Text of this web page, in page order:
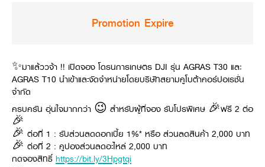
International Subsidiaries Offices
International Service Centers
Partners
Social Activities
Royal Projects
Community and Social Development
Education and Youth
Environment, Safety and Occupational Health
KUBOTA and Farmerco-operation
Customer Service
KUBOTA Store
KUBOTA (Agri) Solutions
KUBOTA FARM
KUBOTA FAMILY
Promotion Expire
✨มาแล้ววจ้า !! เปิดจอง โดรนการเกษตร DJI รุ่น AGRAS T30 และ
AGRAS T10 นำเข้าและจัดจำหน่ายโดยบริษัทสยามคูโบต้าคอร์ปอเรชั่น
จำกัด
ครบครัน อุ่นใจมากกว่า 😉 สำหรับผู้ที่จอง รับโปรพิเศษ 🎉ฟรี 2 ต่อ
🎉
🎉 ต่อที่ 1 : รับส่วนลดดอกเบี้ย 1%* หรือ ส่วนลดสินค้า 2,000 บาท
🎉 ต่อที่ 2 : คูปองส่วนลดอะไหล่ 2,000 บาท
กดจองสิทธิ์ https://bit.ly/3Hpgtqi